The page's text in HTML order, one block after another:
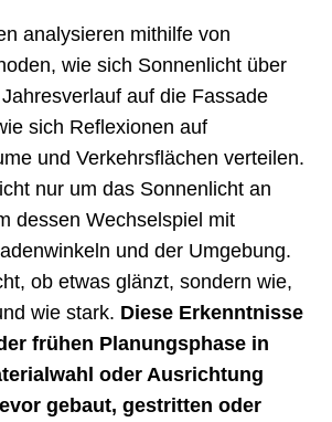
analysieren mithilfe von
wie sich Sonnenlicht über
auf die Fassade
sich Reflexionen auf
und Verkehrsflächen verteilen.
nur um das Sonnenlicht an
dessen Wechselspiel mit
und der Umgebung.
ob etwas glänzt, sondern wie,
wie stark. Diese Erkenntnisse
frühen Planungsphase in
oder Ausrichtung
gebaut, gestritten oder